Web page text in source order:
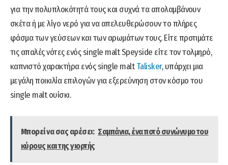
για την πολυπλοκότητά τους και συχνά τα απολαμβάνουν
σκέτα ή με λίγο νερό για να απελευθερώσουν το πλήρες
φάσμα των γεύσεων και των αρωμάτων τους. Είτε προτιμάτε
τις απαλές νότες ενός single malt Speyside είτε τον τολμηρό,
καπνιστό χαρακτήρα ενός single maltTalisker, υπάρχει μια
μεγάλη ποικιλία επιλογών για εξερεύνηση στον κόσμο του
single malt ουίσκι.
Μπορεί να σας αρέσει: Σαμπάνια, ένα ποτό συνώνυμο του
κύρους και της γιορτής